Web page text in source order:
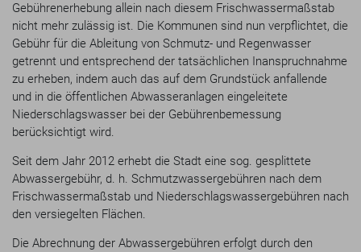
Gebührenerhebung allein nach diesem Frischwassermaßstab
nicht mehr zulässig ist. Die Kommunen sind nun verpflichtet, die
Gebühr für die Ableitung von Schmutz- und Regenwasser
getrennt und entsprechend der tatsächlichen Inanspruchnahme
zu erheben, indem auch das auf dem Grundstück anfallende
und in die öffentlichen Abwasseranlagen eingeleitete
Niederschlagswasser bei der Gebührenbemessung
berücksichtigt wird.
Seit dem Jahr 2012 erhebt die Stadt eine sog. gesplittete
Abwassergebühr, d. h. Schmutzwassergebühren nach dem
Frischwassermaßstab und Niederschlagswassergebühren nach
den versiegelten Flächen.
Die Abrechnung der Abwassergebühren erfolgt durch den